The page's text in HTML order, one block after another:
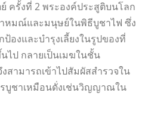
ครั้งที่ 2 พระองค์ประสูติบนโลก
หมณ์และมนุษย์ในพิธีบูชาไฟ ซึ่ง
องและบำรุงเลี้ยงในรูปของที่
ไป กลายเป็นเมฆในชั้น
สามารถเข้าไปสัมผัสสำรวจใน
บูชาเหมือนดั่งเช่นวิญญาณใน